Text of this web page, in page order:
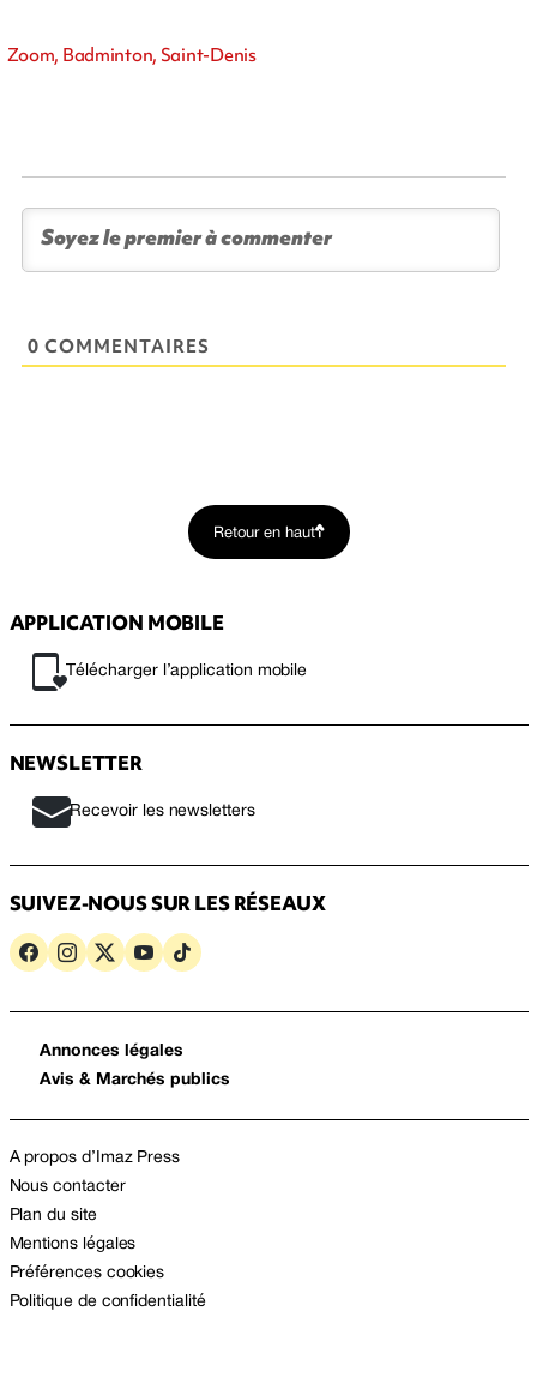
Zoom, Badminton, Saint-Denis
0 COMMENTAIRES
Retour en haut
APPLICATION MOBILE
Télécharger l’application mobile
NEWSLETTER
Recevoir les newsletters
SUIVEZ-NOUS SUR LES RÉSEAUX
Annonces légales
Avis & Marchés publics
A propos d’Imaz Press
Nous contacter
Plan du site
Mentions légales
Préférences cookies
Politique de confidentialité